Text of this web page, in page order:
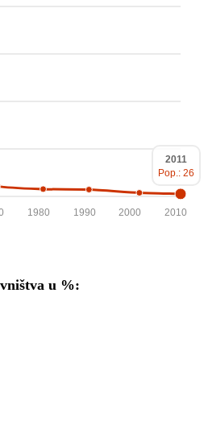
2010
2000
1990
1980
2011
Pop.: 26
u %: